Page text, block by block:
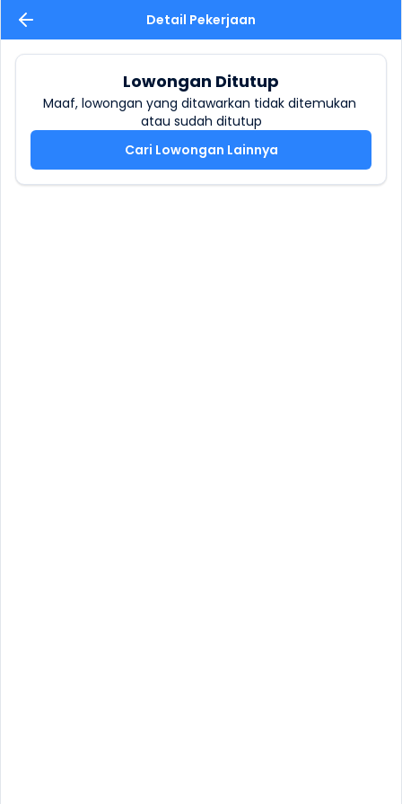
Detail Pekerjaan
Lowongan Ditutup
Maaf, lowongan yang ditawarkan tidak ditemukan
atau sudah ditutup
Cari Lowongan Lainnya